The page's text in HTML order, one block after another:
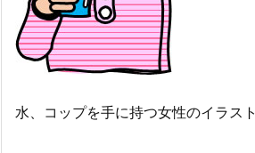
水、コップを手に持つ女性のイラスト